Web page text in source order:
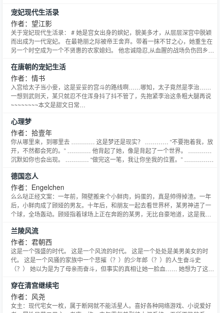
驾于巅峰，一步步走向自己的大道。 本书风流无下限，暧昧爽翻天。 【官方读
者群：214107114】
宠妃现代生活录
作者：望江影
关于宠妃现代生活录： # 她是宫女出身的嫔妃，貌美多才，从层层深宫中脱颖
而出成为一代宠妃。 在最艳丽之际被帝王舍弃。带着一抹不甘之心，她重生在
另一个时空成为一个不贤惠的农家媳妇。 他忠诚隐忍,从血腥的战场负伤回乡。
活。 作为一代宠妃，薛萝表示自己上得厅堂下得厨房，关键是她不会种田！ 还
没有脱单的作者君决定双十一开坑了。 这里是影
在唐朝的宠妃生活
作者：情书
入宫给太子当小妾，这是妥妥的宫斗的路线啊……哪知，太子竟然是李治……
一想到武则天，某只就忍不住浑身抖了抖不管了，先抱紧李治这条粗大腿再说
~~~~~~~~本文是甜文日常
的支持，么么哒~ 还有，请大家留意作者说哦，有的注解在里面，偶尔会有惊
喜的小段子~~~
心理梦
作者：拾壹年
你从哪里来，到哪里去 ………… 这是梦还是现实？ ………… “不要抱着我，放
开，不然都会死的。” ………… 他背起了她，像是背起了一个世界。 …………
沉默如你也会出现。 ………… “做完这一笔，我让你坐我的位置。” …………
控制梦 一直想写一本读者跳章就会看不懂，看完了全部读者还有地方疑惑，伏
笔到处埋，填完也没人发现
德国恋人
作者：Engelchen
么么哒正经文案：一年前，隔壁搬来个小鲜肉，妈蛋的，真是帅得掉渣。一年
后，小鲜肉成了顾娅的男友。十年后，和朋友一起去看世界杯，某男神进了一
个球，全场轰动。顾娅指着球场上正在奔跑的某男，无比自豪地道，这是我男
故事。****************我是抽风的分界线************抽风文案：在那山的那
边，海的那边，有一群神奇的德国
兰陵风流
作者：君朝西
这是一个强盛的时代。 这是一个风流的时代。 这是一个处处是美男美女的时
代。 这是一个风骚的家族中一个悲摧（？）的少年郎（？）的人生奋斗史
（？） 她以为是为了母亲而奋斗，但事实的真相让她一脸血…… 她想为了这个
国而奋斗，但发现家族和帝国尼玛是对立的…… 她是造反呢还是造反呢？ 她泪
奔说：公主，我们拆伙吧。 公主一刀横她脖子上：我们
穿在清宫继续宅
作者：风尧
女主：现代宅女一枚，属于断网就不能活星人。喜好各种网络游戏、小说爱好